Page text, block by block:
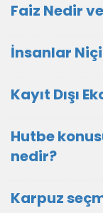
Faiz Nedir
İnsanlar
Kayıt Dışı
Hutbe
nedir?
Karpuz